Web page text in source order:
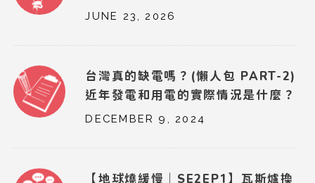
JUNE 23, 2026
台灣真的缺電嗎？(懶人包 PART-2)
近年發電和用電的實際情況是什麼？
DECEMBER 9, 2024
【地球燒緩慢｜SE2EP1】瓦斯爐換